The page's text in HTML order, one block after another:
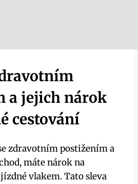
a jejich nárok
cestování
zdravotním postižením a
máte nárok na
vlakem. Tato sleva